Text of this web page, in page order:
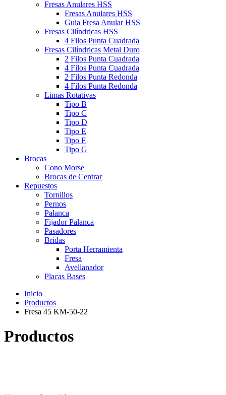
Fresas Anulares HSS
Fresas Anulares HSS
Guia Fresa Anular HSS
Fresas Cilíndricas HSS
4 Filos Punta Cuadrada
Fresas Cilíndricas Metal Duro
2 Filos Punta Cuadrada
4 Filos Punta Cuadrada
2 Filos Punta Redonda
4 Filos Punta Redonda
Limas Rotativas
Tipo B
Tipo C
Tipo D
Tipo E
Tipo F
Tipo G
Brocas
Cono Morse
Brocas de Centrar
Repuestos
Tornillos
Pernos
Palanca
Fijador Palanca
Pasadores
Bridas
Porta Herramienta
Fresa
Avellanador
Placas Bases
Inicio
Productos
Fresa 45 KM-50-22
Productos